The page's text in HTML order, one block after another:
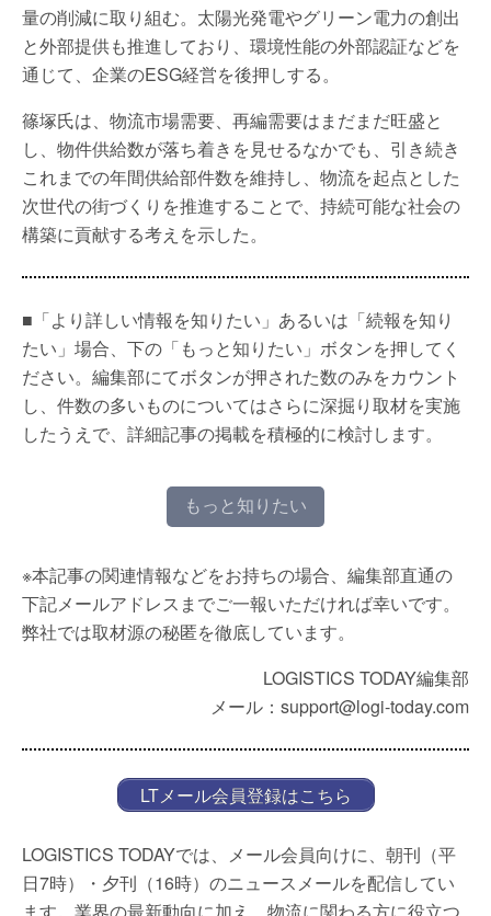
量の削減に取り組む。太陽光発電やグリーン電力の創出
と外部提供も推進しており、環境性能の外部認証などを
通じて、企業のESG経営を後押しする。
篠塚氏は、物流市場需要、再編需要はまだまだ旺盛と
し、物件供給数が落ち着きを見せるなかでも、引き続き
これまでの年間供給部件数を維持し、物流を起点とした
次世代の街づくりを推進することで、持続可能な社会の
構築に貢献する考えを示した。
■「より詳しい情報を知りたい」あるいは「続報を知り
たい」場合、下の「もっと知りたい」ボタンを押してく
ださい。編集部にてボタンが押された数のみをカウント
し、件数の多いものについてはさらに深掘り取材を実施
したうえで、詳細記事の掲載を積極的に検討します。
もっと知りたい
※本記事の関連情報などをお持ちの場合、編集部直通の
下記メールアドレスまでご一報いただければ幸いです。
弊社では取材源の秘匿を徹底しています。
LOGISTICS TODAY編集部
メール：support@logi-today.com
LTメール会員登録はこちら
LOGISTICS TODAYでは、メール会員向けに、朝刊（平
日7時）・夕刊（16時）のニュースメールを配信してい